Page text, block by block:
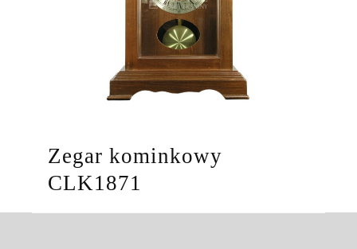
Zegar kominkowy
CLK1871